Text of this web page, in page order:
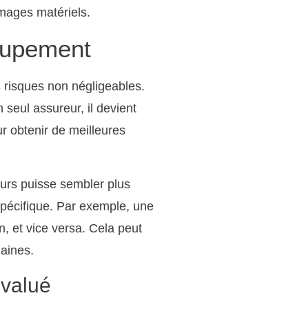
matériels.
non négligeables.
seul assureur, il devient
obtenir de meilleures
puisse sembler plus
Par exemple, une
et vice versa. Cela peut